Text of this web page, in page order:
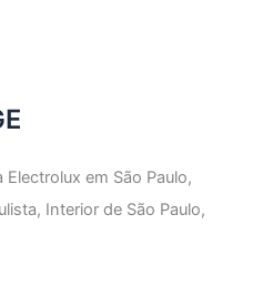
em São Paulo,
Interior de São Paulo,